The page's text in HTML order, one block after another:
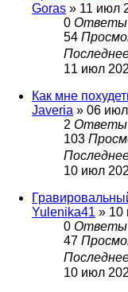
Goras » 11 июл
0 Ответы
54
11 июл
Как мне
Javeria » 06
2 Ответы
103
10 июл
Yulenika41 » 10
0 Ответы
47
10 июл